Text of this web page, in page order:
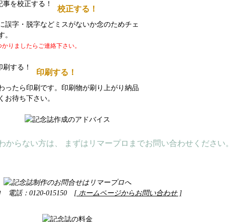
校正する！
誤字・脱字などミスがないか念のためチェ
。
りましたらご連絡下さい。
印刷する！
ったら印刷です。印刷物が刷り上がり納品
お待ち下さい。
からない方は、 まずはリマープロまでお問い合わせください。
電話：0120-015150 [ ホームページからお問い合わせ ]